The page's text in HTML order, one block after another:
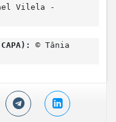
Vilela -
© Tânia